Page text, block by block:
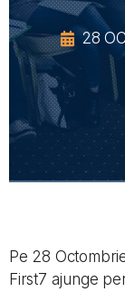
28
Pe 28
First7 ajunge